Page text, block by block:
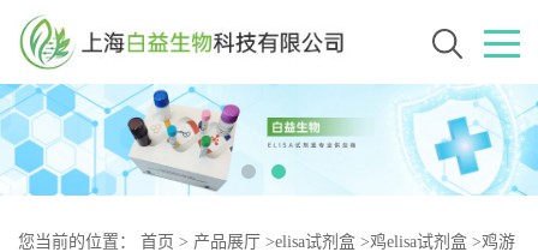
您当前的位置： 首页 > 产品展厅 >elisa试剂盒 >鸡elisa试剂盒 >鸡游